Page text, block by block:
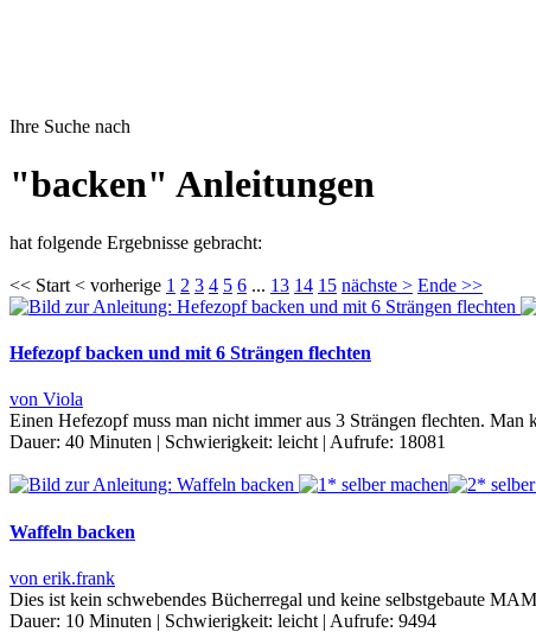
Ihre Suche nach
"backen" Anleitungen
hat folgende Ergebnisse gebracht:
<< Start < vorherige 1 2 3 4 5 6 ... 13 14 15 nächste > Ende >>
Hefezopf backen und mit 6 Strängen flechten
von Viola
Einen Hefezopf muss man nicht immer aus 3 Strängen flechten.
Dauer: 40 Minuten | Schwierigkeit: leicht | Aufrufe: 18081
Waffeln backen
von erik.frank
Dies ist kein schwebendes Bücherregal und keine selbstgebaute
Dauer: 10 Minuten | Schwierigkeit: leicht | Aufrufe: 9494